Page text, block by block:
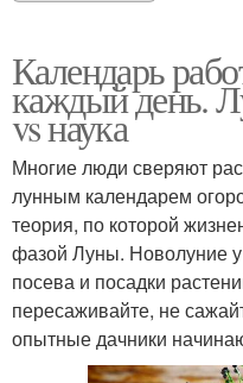
Календарь
каждый день.
vs наука
Многие люди сверяют
лунным календарем
теория, по которой
фазой Луны. Новолуние
посева и посадки
пересаживайте, не
опытные дачники